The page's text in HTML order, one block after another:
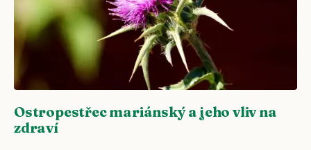
Ostropestřec mariánský a jeho vliv na
zdraví